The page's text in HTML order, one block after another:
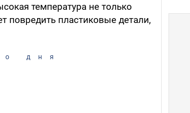
температура не только
повредить пластиковые детали,
дня